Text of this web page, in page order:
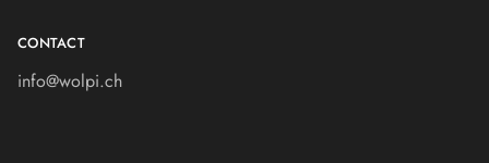
CONTACT
info@wolpi.ch